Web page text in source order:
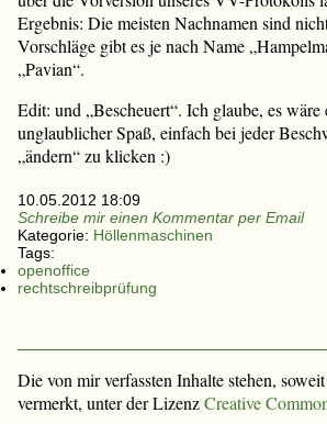
Ergebnis: Die meisten Nachnamen sind
Vorschläge gibt es je nach Name
„Pavian“.
Edit: und „Bescheuert“. Ich glaube, es wäre
unglaublicher Spaß, einfach bei jeder
„ändern“ zu klicken :)
10.05.2012 18:09
Schreibe mir einen Kommentar per Email
Kategorie: Höllenmaschinen
Tags:
openoffice
rechtschreibprüfung
Die von mir verfassten Inhalte stehen,
vermerkt, unter der LizenzCreative